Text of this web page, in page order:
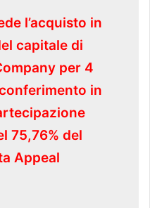
l’acquisto in
capitale di
per 4
in
75,76% del
Appeal